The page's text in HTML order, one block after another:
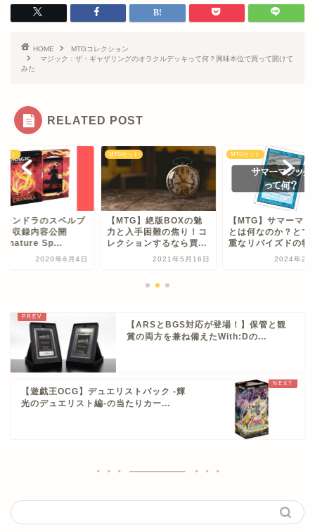
HOME
MTGコレクション
マジック：ザ・ギャザリングのオラクルデッキって何？興味本位で買って開けて
みた
RELATED POST
ット
ャンドラのスペルブ
】収録内容公開
Sp...
2020年6月4日
MTGセット
【MTG】絶版BOXの魅
力と入手困難の焦り！コ
レクションするなら買...
2021年5月16日
MTGセット
【MTG】サマーマジ
とは何なのか？とて
重なリバイズドの特
2024年2
【ARSとBGS対応が登場！】保管と観
賞の両方を兼ね備えたWith:Dの...
【遊戯王OCG】デュエリストパック -輝
光のデュエリスト編-の当たりカー...